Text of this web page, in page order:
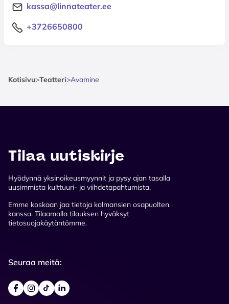
kassa@linnateater.ee
+3726650800
Kotisivu>Teatteri>Avamine
Tilaa uutiskirje
Hyödynnä yksinoikeusmyynnit ja pysy ajan tasalla
uusimmista kulttuuri- ja viihdetapahtumista.
Emme koskaan jaa tietoja kolmansien osapuolten
kanssa. Tilaamalla tilauksen hyväksyt
tietosuojakäytäntömme.
Seuraa meitä: